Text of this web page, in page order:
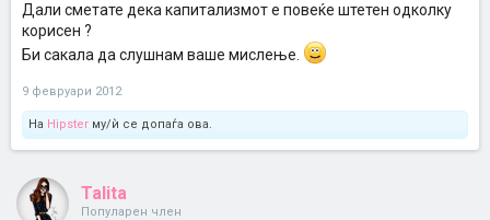
Дали сметате дека капитализмот е повеќе штетен одколку
корисен ?
Би сакала да слушнам ваше мислење.
9 февруари 2012
На Hipster му/ѝ се допаѓа ова.
Talita
Популарен член